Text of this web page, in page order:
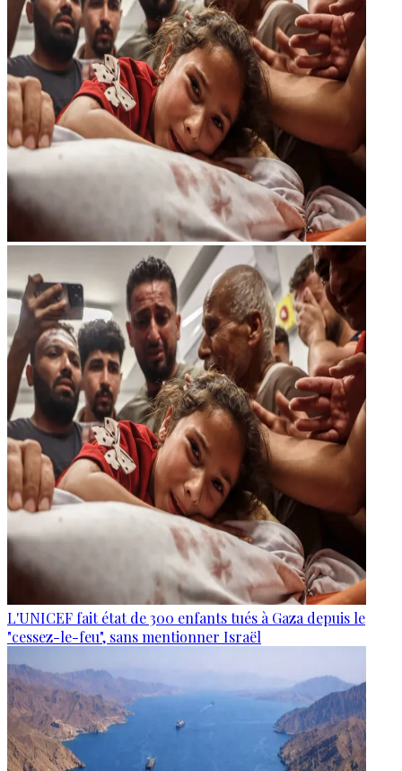
L'UNICEF fait état de 300 enfants tués à Gaza depuis le
"cessez-le-feu", sans mentionner Israël